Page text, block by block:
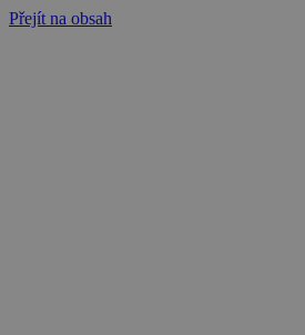
Přejít na obsah